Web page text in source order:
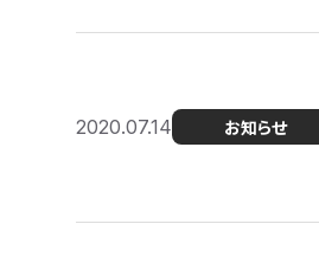
2020.07.14 お知らせ